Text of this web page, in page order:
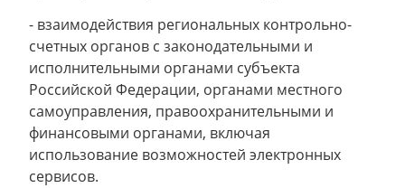
- взаимодействия региональных контрольно-
счетных органов с законодательными и
исполнительными органами субъекта
Российской Федерации, органами местного
самоуправления, правоохранительными и
финансовыми органами, включая
использование возможностей электронных
сервисов.